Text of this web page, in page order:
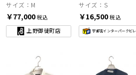
サイズ：M
￥77,000税込
上野御徒町店
サイズ：S
￥16,500税込
宇都宮インターパークビレッジ店